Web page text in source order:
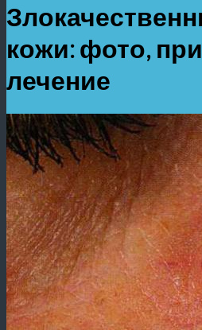
кожи: фото,
лечение